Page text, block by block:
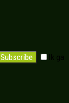
Subscribe
Ik ga